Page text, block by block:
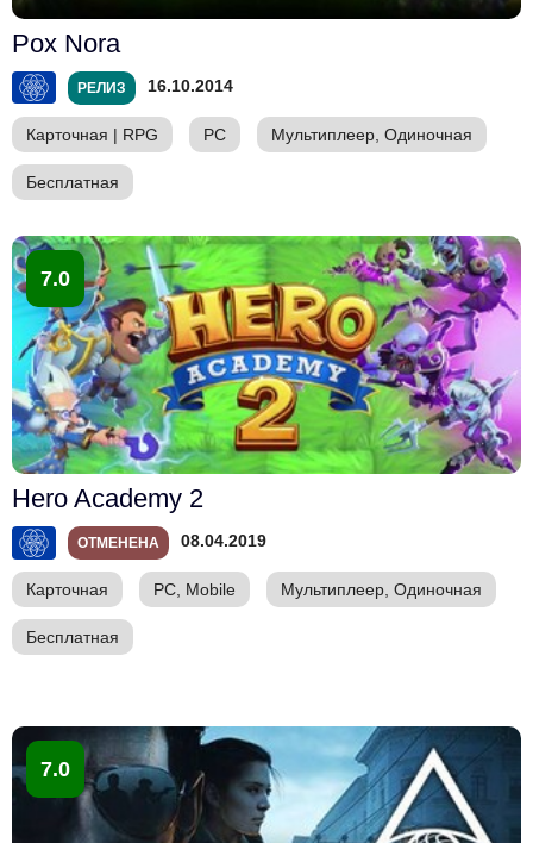
Pox Nora
РЕЛИЗ 16.10.2014
Карточная | RPG PC Мультиплеер, Одиночная
Бесплатная
7.0
Hero Academy 2
ОТМЕНЕНА 08.04.2019
Карточная PC, Mobile Мультиплеер, Одиночная
Бесплатная
7.0